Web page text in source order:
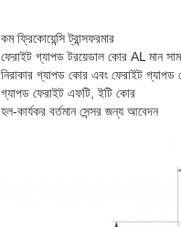
কম ফ্রিকোয়েন্সি ট্রান্সফরমার
ফেরাইট গ্যাপড টরয়েডাল কোর AL মান
নিরাকার গ্যাপড কোর এবং ফেরাইট গ্যাপড
গ্যাপড ফেরাইট এফটি, ইটি কোর
হল-কার্যকর বর্তমান সেন্সর জন্য আবেদন